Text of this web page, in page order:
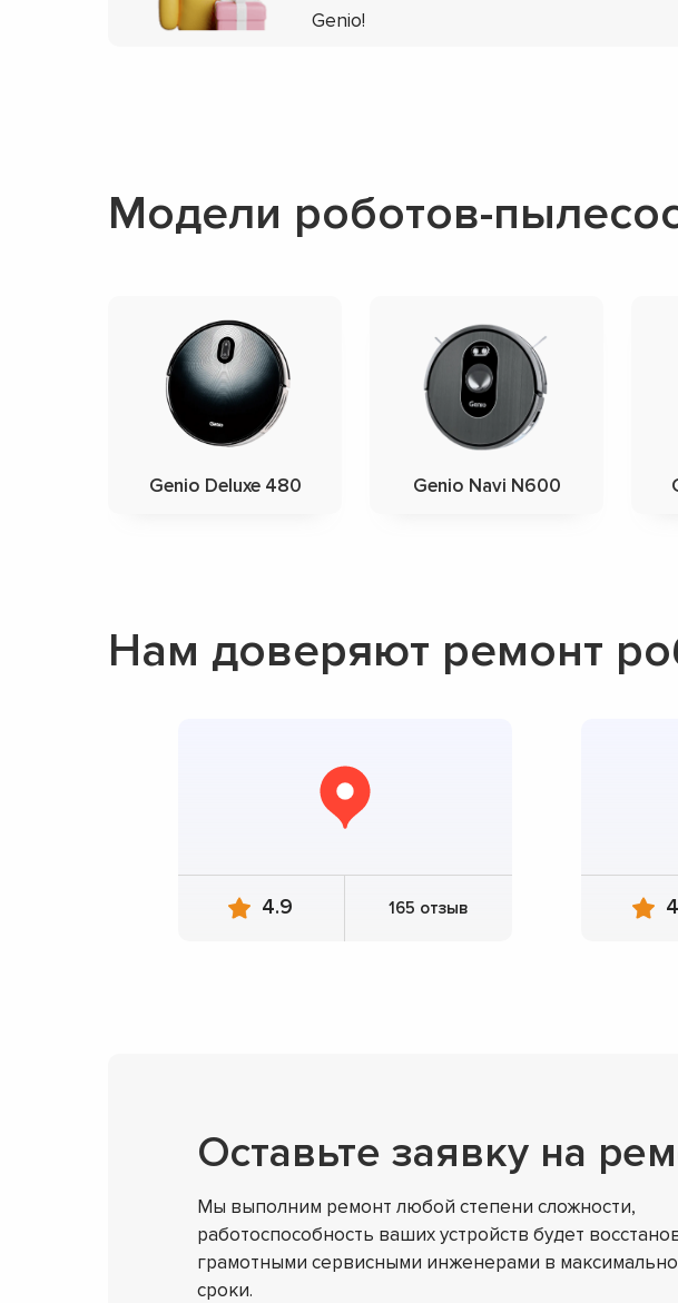
Genio!
Модели роботов-
Genio Deluxe 480 Genio Navi N600
Нам доверяют ремонт
4.9 165 отзыв
Оставьте заявку на
Мы выполним ремонт любой степени сложности,
работоспособность ваших устройств будет
грамотными сервисными инженерами в
сроки.